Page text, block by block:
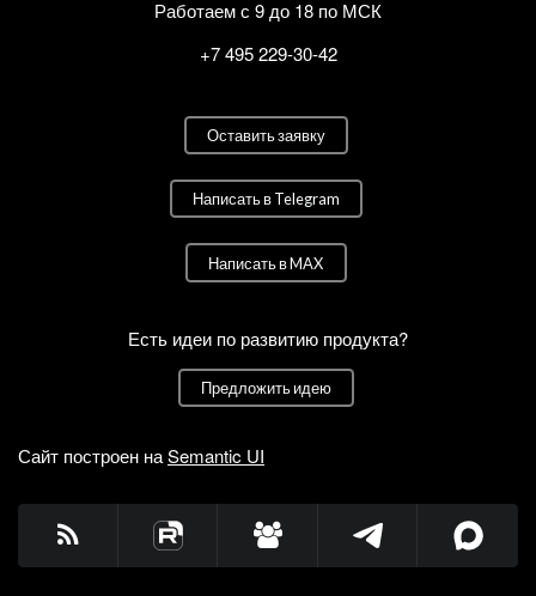
Работаем с 9 до 18 по МСК
+7 495 229-30-42
Оставить заявку
Написать в Telegram
Написать в MAX
Есть идеи по развитию продукта?
Предложить идею
Сайт построен наSemantic UI